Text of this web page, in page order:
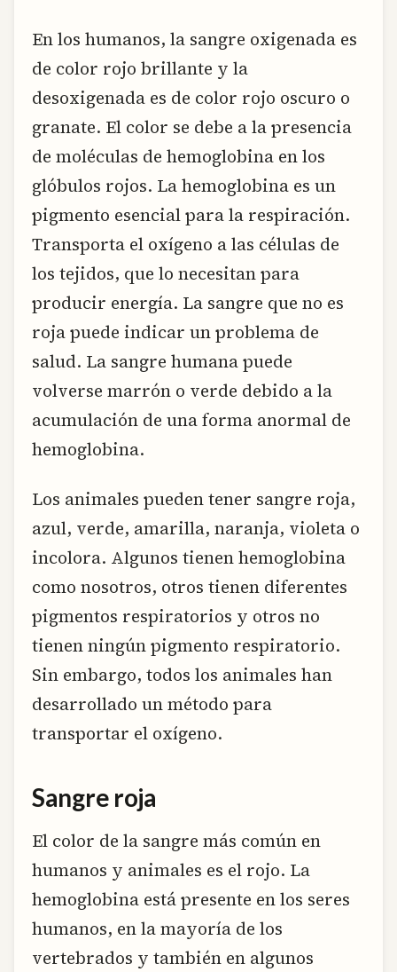
En los humanos, la sangre oxigenada es
de color rojo brillante y la
desoxigenada es de color rojo oscuro o
granate. El color se debe a la presencia
de moléculas de hemoglobina en los
glóbulos rojos. La hemoglobina es un
pigmento esencial para la respiración.
Transporta el oxígeno a las células de
los tejidos, que lo necesitan para
producir energía. La sangre que no es
roja puede indicar un problema de
salud. La sangre humana puede
volverse marrón o verde debido a la
acumulación de una forma anormal de
hemoglobina.
Los animales pueden tener sangre roja,
azul, verde, amarilla, naranja, violeta o
incolora. Algunos tienen hemoglobina
como nosotros, otros tienen diferentes
pigmentos respiratorios y otros no
tienen ningún pigmento respiratorio.
Sin embargo, todos los animales han
desarrollado un método para
transportar el oxígeno.
Sangre roja
El color de la sangre más común en
humanos y animales es el rojo. La
hemoglobina está presente en los seres
humanos, en la mayoría de los
vertebrados y también en algunos